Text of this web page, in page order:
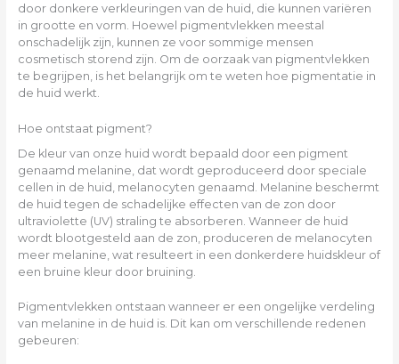
door donkere verkleuringen van de huid, die kunnen variëren
in grootte en vorm. Hoewel pigmentvlekken meestal
onschadelijk zijn, kunnen ze voor sommige mensen
cosmetisch storend zijn. Om de oorzaak van pigmentvlekken
te begrijpen, is het belangrijk om te weten hoe pigmentatie in
de huid werkt.
Hoe ontstaat pigment?
De kleur van onze huid wordt bepaald door een pigment
genaamd melanine, dat wordt geproduceerd door speciale
cellen in de huid, melanocyten genaamd. Melanine beschermt
de huid tegen de schadelijke effecten van de zon door
ultraviolette (UV) straling te absorberen. Wanneer de huid
wordt blootgesteld aan de zon, produceren de melanocyten
meer melanine, wat resulteert in een donkerdere huidskleur of
een bruine kleur door bruining.
Pigmentvlekken ontstaan wanneer er een ongelijke verdeling
van melanine in de huid is. Dit kan om verschillende redenen
gebeuren: